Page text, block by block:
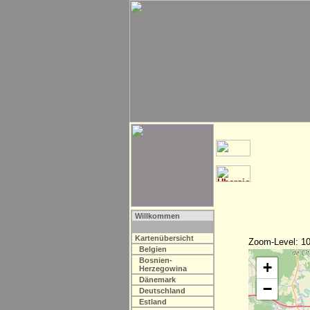
Willkommen
Kartenübersicht
Belgien
Bosnien-
Herzegowina
Dänemark
Deutschland
Estland
Zoom-Level:
+
−